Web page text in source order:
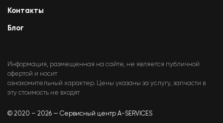
Контакты
Блог
Информация, размещенная на сайте, не является публичной
офертой и носит
ознакомительный характер. Цены указаны за услугу, запчасти в
эту стоимость не входят
© 2020 – 2026 — Сервисный центр A-SERVICES